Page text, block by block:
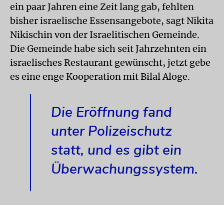
ein paar Jahren eine Zeit lang gab, fehlten
bisher israelische Essensangebote, sagt Nikita
Nikischin von der Israelitischen Gemeinde.
Die Gemeinde habe sich seit Jahrzehnten ein
israelisches Restaurant gewünscht, jetzt gebe
es eine enge Kooperation mit Bilal Aloge.
Die Eröffnung fand
unter Polizeischutz
statt, und es gibt ein
Überwachungssystem.